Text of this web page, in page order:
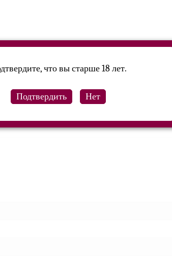
Anal игры.
что вы старше 18 лет.